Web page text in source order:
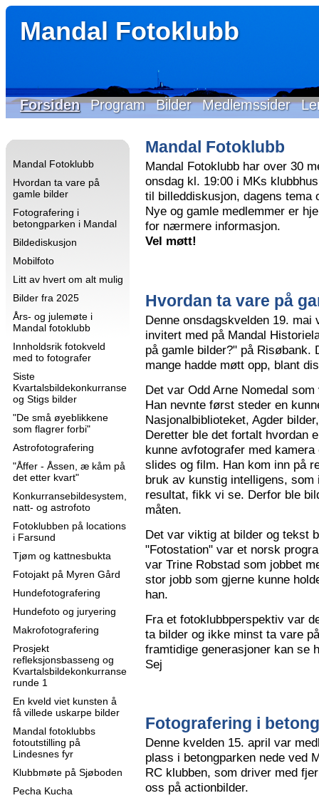
Mandal Fotoklubb
Forsiden Program Bilder Medlemssider
Mandal Fotoklubb
Hvordan ta vare på
gamle bilder
Fotografering i
betongparken i Mandal
Bildediskusjon
Mobilfoto
Litt av hvert om alt mulig
Bilder fra 2025
Års- og julemøte i
Mandal fotoklubb
Innholdsrik fotokveld
med to fotografer
Siste
Kvartalsbildekonkurranse
og Stigs bilder
"De små øyeblikkene
som flagrer forbi"
Astrofotografering
"Åffer - Åssen, æ kåm på
det etter kvart"
Konkurransebildesystem,
natt- og astrofoto
Fotoklubben på locations
i Farsund
Tjøm og kattnesbukta
Fotojakt på Myren Gård
Hundefotografering
Hundefoto og juryering
Makrofotografering
Prosjekt
refleksjonsbasseng og
Kvartalsbildekonkurranse
runde 1
En kveld viet kunsten å
få villede uskarpe bilder
Mandal fotoklubbs
fotoutstilling på
Lindesnes fyr
Klubbmøte på Sjøboden
Pecha Kucha
Mandal Fotoklubb
Mandal Fotoklubb har over 30
onsdag kl. 19:00 i MKs
til billeddiskusjon, dagens
Nye og gamle medlemmer er
for nærmere informasjon.
Vel møtt!
Hvordan ta vare på
Denne onsdagskvelden 19.
invitert med på Mandal
på gamle bilder?" på
mange hadde møtt opp, blant
Det var Odd Arne Nomedal
Han nevnte først steder en
Nasjonalbiblioteket, Agder
Deretter ble det fortalt hvordan
kunne avfotografer med
slides og film. Han kom inn på
bruk av kunstig intelligens,
resultat, fikk vi se. Derfor ble
måten.
Det var viktig at bilder og tekst
"Fotostation" var et norsk
var Trine Robstad som jobbet
stor jobb som gjerne kunne
han.
Fra et fotoklubbperspektiv var
ta bilder og ikke minst ta vare
framtidige generasjoner kan se
Sej
Fotografering i
Denne kvelden 15. april var
plass i betongparken nede ved
RC klubben, som driver med
oss på actionbilder.